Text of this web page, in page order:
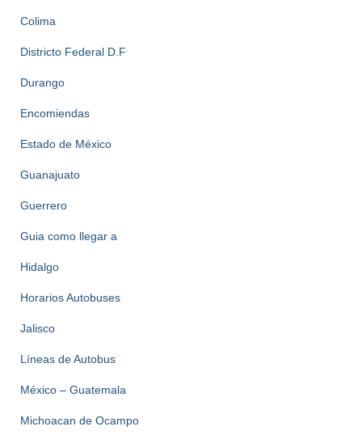
Colima
Districto Federal D.F
Durango
Encomiendas
Estado de México
Guanajuato
Guerrero
Guia como llegar a
Hidalgo
Horarios Autobuses
Jalisco
Líneas de Autobus
México – Guatemala
Michoacan de Ocampo